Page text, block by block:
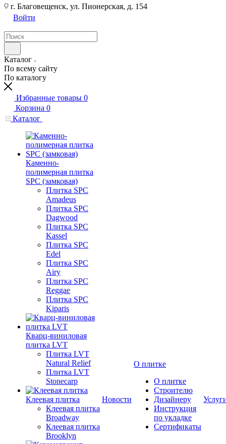
г. Благовещенск, ул. Пионерская, д. 154
Войти
Каталог
По всему сайту
По каталогу
Избранные товары 0
Корзина 0
Каталог
Каменно-
полимерная плитка
SPC (замковая)
Плитка SPC
Amadeus
Плитка SPC
Dagwood
Плитка SPC
Kassel
Плитка SPC
Edel
Плитка SPC
Airy
Плитка SPC
Reggae
Плитка SPC
Kiparis
Кварц-виниловая
плитка LVT
Плитка LVT
Natural Relief
Плитка LVT
Stonecarp
Клеевая плитка
Клеевая плитка
Broadway
Клеевая плитка
Brooklyn
Новости
О плитке
О плитке
Строителю
Дизайнеру
Инструкция
по укладке
Сертификаты